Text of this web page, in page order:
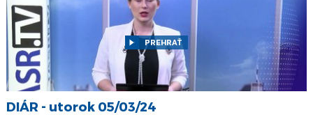
PREHRAŤ
DIÁR - utorok 05/03/24